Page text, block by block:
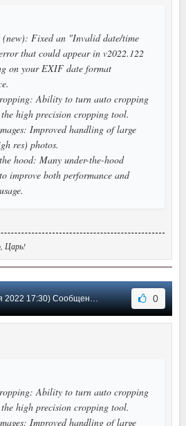
Fixed an "Invalid date/time
that could appear in v2022.122
on your EXIF date format
Ability to turn auto cropping
high precision cropping tool.
Improved handling of large
res) photos.
hood: Many under-the-hood
improve both performance and
Царь!
17:30) Сообщение #57 0
Ability to turn auto cropping
high precision cropping tool.
Improved handling of large